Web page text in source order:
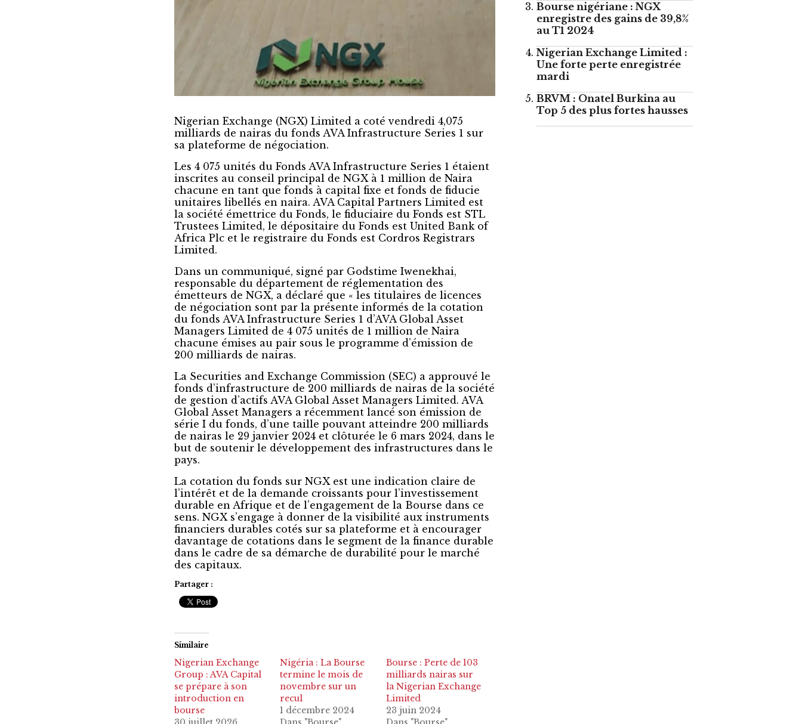
Nigerian Exchange (NGX) Limited a coté vendredi 4,075
milliards de nairas du fonds AVA Infrastructure Series 1 sur
sa plateforme de négociation.
Les 4 075 unités du Fonds AVA Infrastructure Series 1 étaient
inscrites au conseil principal de NGX à 1 million de Naira
chacune en tant que fonds à capital fixe et fonds de fiducie
unitaires libellés en naira. AVA Capital Partners Limited est
la société émettrice du Fonds, le fiduciaire du Fonds est STL
Trustees Limited, le dépositaire du Fonds est United Bank of
Africa Plc et le registraire du Fonds est Cordros Registrars
Limited.
Dans un communiqué, signé par Godstime Iwenekhai,
responsable du département de réglementation des
émetteurs de NGX, a déclaré que « les titulaires de licences
de négociation sont par la présente informés de la cotation
du fonds AVA Infrastructure Series 1 d’AVA Global Asset
Managers Limited de 4 075 unités de 1 million de Naira
chacune émises au pair sous le programme d’émission de
200 milliards de nairas.
La Securities and Exchange Commission (SEC) a approuvé le
fonds d’infrastructure de 200 milliards de nairas de la société
de gestion d’actifs AVA Global Asset Managers Limited. AVA
Global Asset Managers a récemment lancé son émission de
série I du fonds, d’une taille pouvant atteindre 200 milliards
de nairas le 29 janvier 2024 et clôturée le 6 mars 2024, dans le
but de soutenir le développement des infrastructures dans le
pays.
La cotation du fonds sur NGX est une indication claire de
l’intérêt et de la demande croissants pour l’investissement
durable en Afrique et de l’engagement de la Bourse dans ce
sens. NGX s’engage à donner de la visibilité aux instruments
financiers durables cotés sur sa plateforme et à encourager
davantage de cotations dans le segment de la finance durable
dans le cadre de sa démarche de durabilité pour le marché
des capitaux.
Partager :
Similaire
Nigerian Exchange
Group : AVA Capital
se prépare à son
introduction en
bourse
Nigéria : La Bourse
termine le mois de
novembre sur un
recul
1 décembre 2024
Bourse : Perte de 103
milliards nairas sur
la Nigerian Exchange
Limited
23 juin 2024
Bourse nigériane : NGX
enregistre des gains de 39,8%
au T1 2024
Nigerian Exchange Limited :
Une forte perte enregistrée
mardi
BRVM : Onatel Burkina au
Top 5 des plus fortes hausses